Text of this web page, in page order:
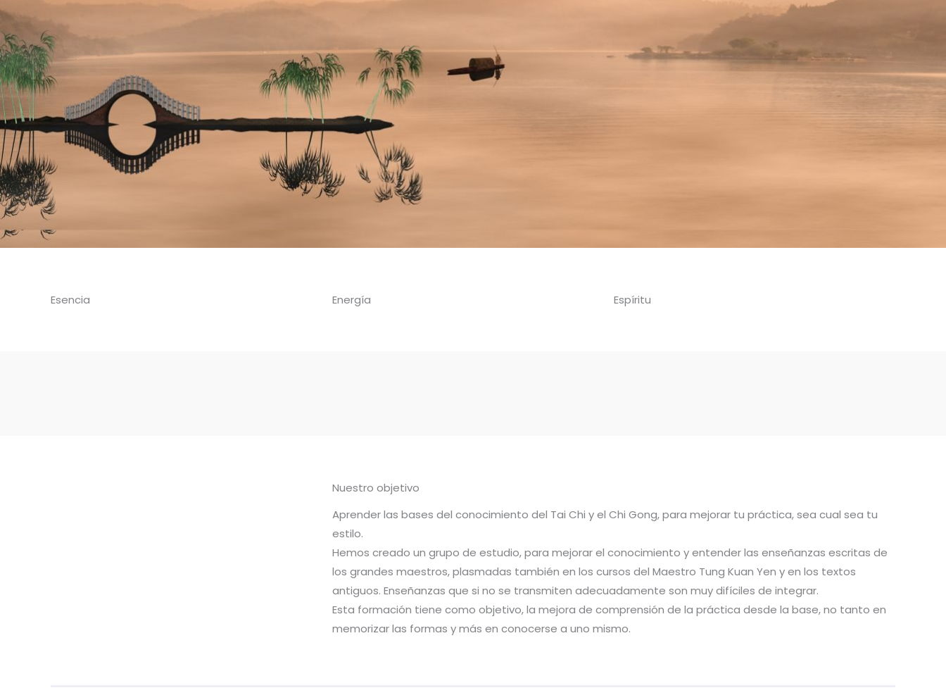
Esencia Energía Espíritu
Nuestro objetivo
Aprender las bases del conocimiento del Tai Chi y el Chi Gong, para mejorar tu práctica, sea cual sea tu
estilo.
Hemos creado un grupo de estudio, para mejorar el conocimiento y entender las enseñanzas escritas de
los grandes maestros, plasmadas también en los cursos del Maestro Tung Kuan Yen y en los textos
antiguos. Enseñanzas que si no se transmiten adecuadamente son muy difíciles de integrar.
Esta formación tiene como objetivo, la mejora de comprensión de la práctica desde la base, no tanto en
memorizar las formas y más en conocerse a uno mismo.